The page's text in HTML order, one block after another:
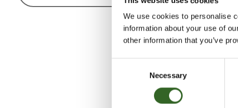
We use cookies to personalise
information about your use of
other information that you’ve
Necessary
kaasugrillin
Hae lähin
Salli